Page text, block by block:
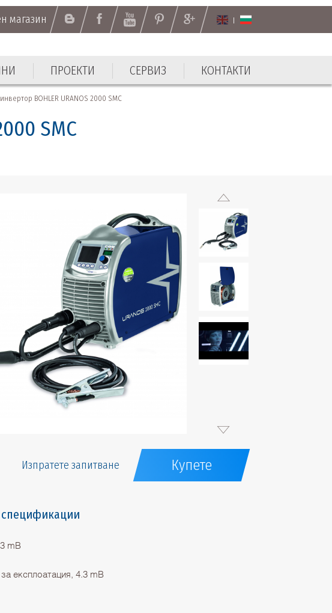
магазин
ПРОЕКТИ СЕРВИЗ КОНТАКТИ
BOHLER URANOS 2000 SMC
SMC
Изпратете запитване Купете
спецификации
mB
експлоатация, 4.3 mB